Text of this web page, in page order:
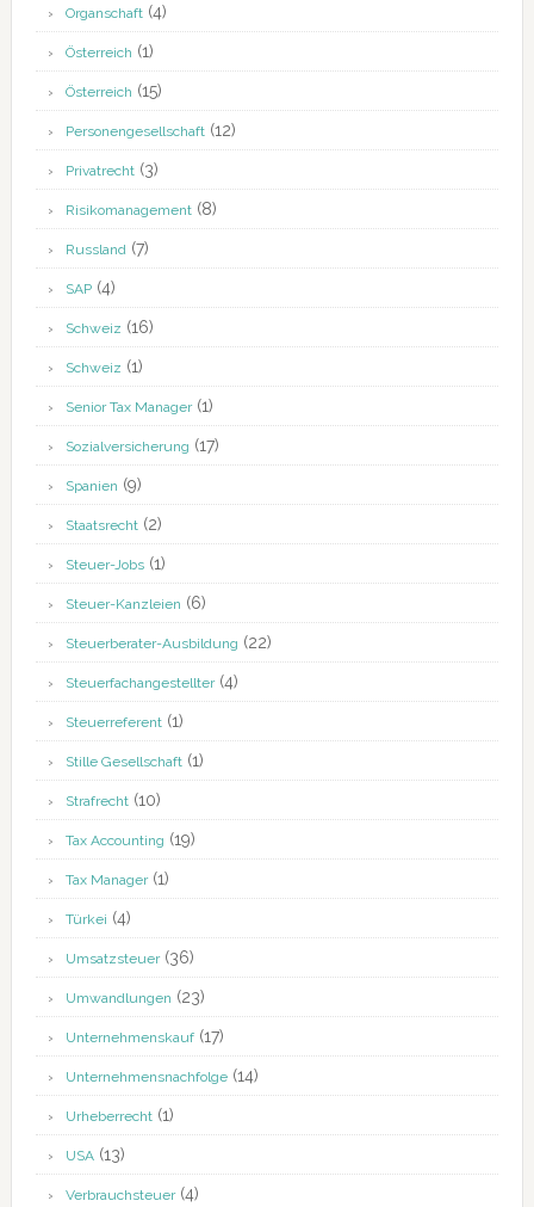
Organschaft(4)
Österreich (1)
Österreich (15)
Personengesellschaft(12)
Privatrecht(3)
Risikomanagement(8)
Russland(7)
SAP(4)
Schweiz (16)
Schweiz (1)
Senior Tax Manager(1)
Sozialversicherung (17)
Spanien (9)
Staatsrecht(2)
Steuer-Jobs(1)
Steuer-Kanzleien (6)
Steuerberater-Ausbildung (22)
Steuerfachangestellter(4)
Steuerreferent(1)
Stille Gesellschaft(1)
Strafrecht(10)
Tax Accounting (19)
Tax Manager(1)
Türkei (4)
Umsatzsteuer(36)
Umwandlungen (23)
Unternehmenskauf(17)
Unternehmensnachfolge(14)
Urheberrecht(1)
USA(13)
Verbrauchsteuer(4)